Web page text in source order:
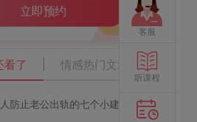
立即预约
看了 情感热门文章
防止老公出轨的七个小建议
客服
听课程